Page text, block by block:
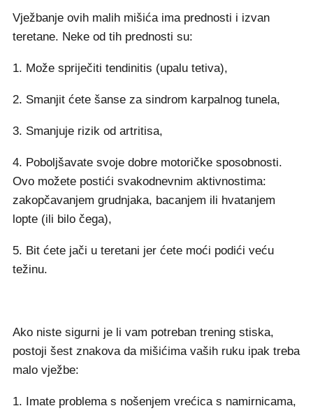
Vježbanje ovih malih mišića ima prednosti i izvan
teretane. Neke od tih prednosti su:
1. Može spriječiti tendinitis (upalu tetiva),
2. Smanjit ćete šanse za sindrom karpalnog tunela,
3. Smanjuje rizik od artritisa,
4. Poboljšavate svoje dobre motoričke sposobnosti.
Ovo možete postići svakodnevnim aktivnostima:
zakopčavanjem grudnjaka, bacanjem ili hvatanjem
lopte (ili bilo čega),
5. Bit ćete jači u teretani jer ćete moći podići veću
težinu.
Ako niste sigurni je li vam potreban trening stiska,
postoji šest znakova da mišićima vaših ruku ipak treba
malo vježbe:
1. Imate problema s nošenjem vrećica s namirnicama,